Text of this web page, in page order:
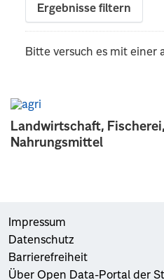
Landwirtschaft,
Nahrungsmittel
Ergebnisse filtern
Bitte versuch es mit einer
Impressum
Datenschutz
Barrierefreiheit
Über Open Data-Portal der